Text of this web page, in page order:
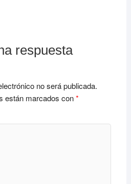
respuesta
no será publicada.
están marcados con*